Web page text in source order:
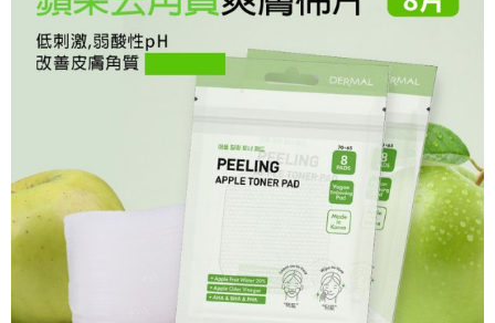
１．透過由恩沛科技股份有限公司提供之「AFTEE先享後付」服務完成之交
易，需依本服務之必要範圍內提供個人資料，並將交易相關給付款項請求債
權轉讓予恩沛科技股份有限公司。
２．關於個人資料處理事宜，請瀏覽以下網址：
https://aftee.tw/terms/#terms3
３．未成年的使用者請事先徵得法定代理人或監護人之同意方可使用
「AFTEE先享後付」，若未經同意申辦者引起之損失，本公司不負相關責
４．使用「AFTEE先享後付」時，將依據個別帳號之用戶狀況，依本公司即
時審查核予不同之上限額度；若仍有額度不足之情形，本公司將視審查結果
請求用戶進行身份認證。
５．嚴禁一人註冊多個帳號或使用他人資訊註冊。若發現惡意使用之情形，
恩沛科技股份有限公司將有權停止該用戶之使用額度並採取法律行動。
每筆NT$65，滿NT$490(含以上)免運費
付款後7-11取貨
每筆NT$65，滿NT$490(含以上)免運費
每筆NT$100，滿NT$790(含以上)免運費
付款後寶雅門市自取(由倉庫統一出貨)
每筆NT$80，滿NT$290(含以上)免運費